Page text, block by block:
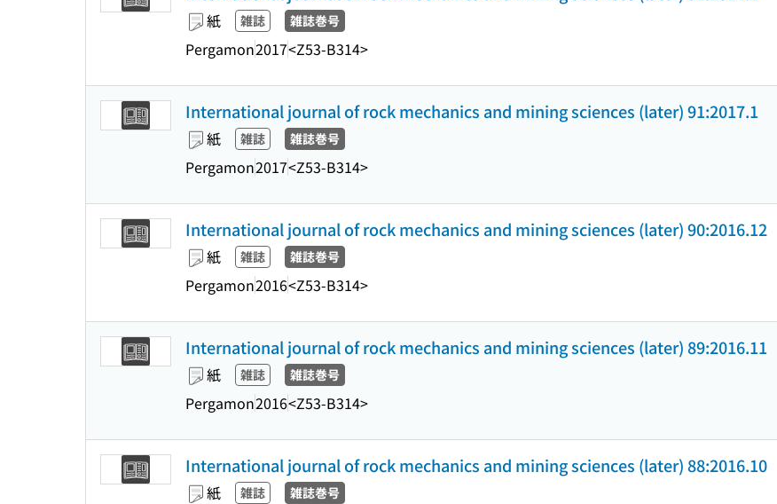
紙 雑誌 雑誌巻号
Pergamon2017<Z53-B314>
International journal of rock mechanics and mining sciences (later) 91:2017.1
紙 雑誌 雑誌巻号
Pergamon2017<Z53-B314>
International journal of rock mechanics and mining sciences (later) 90:2016.12
紙 雑誌 雑誌巻号
Pergamon2016<Z53-B314>
International journal of rock mechanics and mining sciences (later) 89:2016.11
紙 雑誌 雑誌巻号
Pergamon2016<Z53-B314>
International journal of rock mechanics and mining sciences (later) 88:2016.10
紙 雑誌 雑誌巻号